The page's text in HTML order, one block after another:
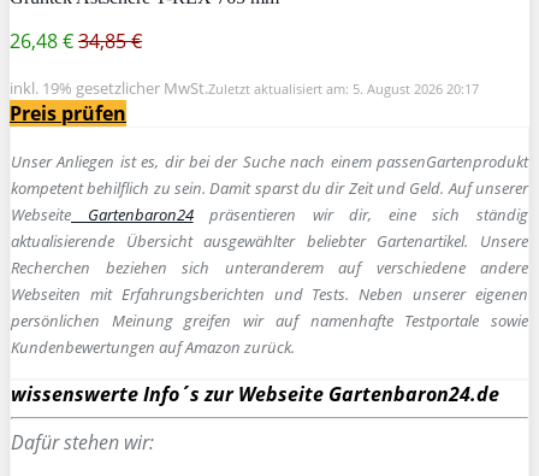
26,48 €34,85 €
inkl. 19% gesetzlicher MwSt.Zuletzt aktualisiert am: 5. August 2026 20:17
Preis prüfen
Unser Anliegen ist es, dir bei der Suche nach einem passenGartenprodukt
kompetent behilflich zu sein.Damit sparst du dir Zeit und Geld. Auf unserer
Webseite Gartenbaron24präsentieren wir dir, eine sich ständig
aktualisierende Übersicht ausgewählter beliebter Gartenartikel. Unsere
Recherchen beziehen sich unteranderem auf verschiedene andere
Webseiten mit Erfahrungsberichten und Tests. Neben unserer eigenen
persönlichen Meinung greifen wir auf namenhafte Testportale sowie
Kundenbewertungen auf Amazon zurück.
wissenswerte Info´s zur Webseite Gartenbaron24.de
Dafür stehen wir: